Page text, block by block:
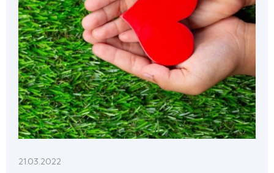
21.03.2022